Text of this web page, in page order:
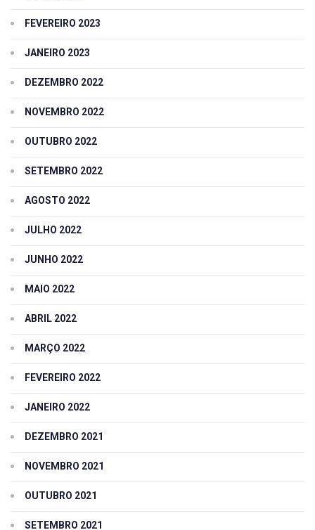
FEVEREIRO 2023
JANEIRO 2023
DEZEMBRO 2022
NOVEMBRO 2022
OUTUBRO 2022
SETEMBRO 2022
AGOSTO 2022
JULHO 2022
JUNHO 2022
MAIO 2022
ABRIL 2022
MARÇO 2022
FEVEREIRO 2022
JANEIRO 2022
DEZEMBRO 2021
NOVEMBRO 2021
OUTUBRO 2021
SETEMBRO 2021